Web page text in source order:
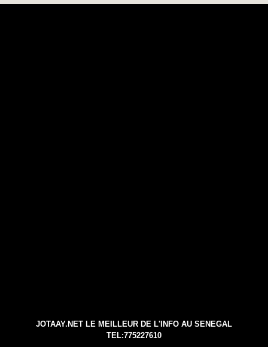
JOTAAY.NET LE MEILLEUR DE L'INFO AU SENEGAL
TEL:775227610